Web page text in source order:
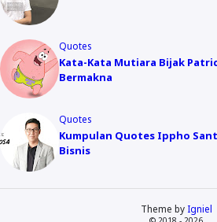
Quotes
Kata-Kata Mutiara Bijak
Bermakna
Quotes
Kumpulan Quotes Ippho
Bisnis
Theme by Igniel